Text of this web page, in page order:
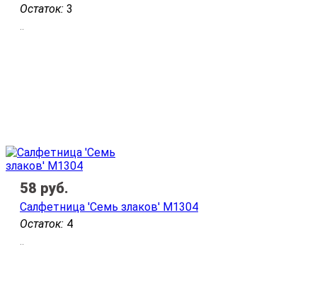
Остаток: 3
..
Остаток: 4
Салфетница 'Семь злаков' М1304
..
58 руб.